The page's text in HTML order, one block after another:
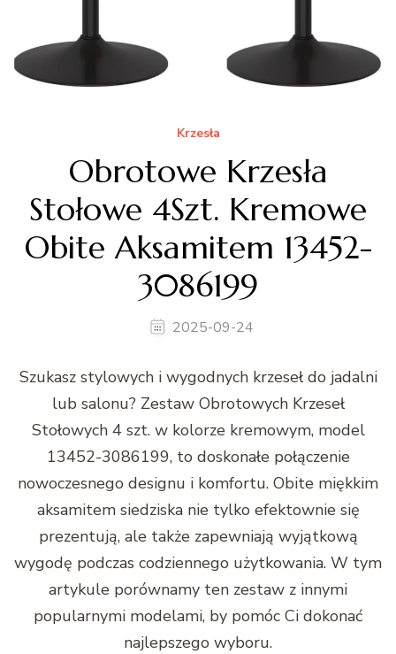
Krzesła
Obrotowe Krzesła
Stołowe 4Szt. Kremowe
Obite Aksamitem 13452-
3086199
2025-09-24
Szukasz stylowych i wygodnych krzeseł do jadalni
lub salonu? Zestaw Obrotowych Krzeseł
Stołowych 4 szt. w kolorze kremowym, model
13452-3086199, to doskonałe połączenie
nowoczesnego designu i komfortu. Obite miękkim
aksamitem siedziska nie tylko efektownie się
prezentują, ale także zapewniają wyjątkową
wygodę podczas codziennego użytkowania. W tym
artykule porównamy ten zestaw z innymi
popularnymi modelami, by pomóc Ci dokonać
najlepszego wyboru.